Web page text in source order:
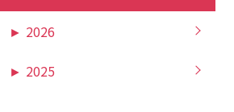
► 2026
► 2025